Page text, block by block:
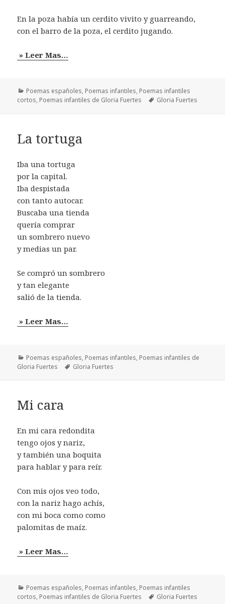
En la poza había un cerdito vivito y guarreando,
con el barro de la poza, el cerdito jugando.
» Leer Mas…
Categorías
Poemas españoles, Poemas infantiles, Poemas infantiles
cortos, Poemas infantiles de Gloria Fuertes Etiquetas
Gloria Fuertes
La tortuga
Iba una tortuga
por la capital.
Iba despistada
con tanto autocar.
Buscaba una tienda
quería comprar
un sombrero nuevo
y medias un par.
Se compró un sombrero
y tan elegante
salió de la tienda.
» Leer Mas…
Categorías
Poemas españoles, Poemas infantiles, Poemas infantiles de
Gloria Fuertes
Etiquetas
Gloria Fuertes
Mi cara
En mi cara redondita
tengo ojos y nariz,
y también una boquita
para hablar y para reír.
Con mis ojos veo todo,
con la nariz hago achís,
con mi boca como como
palomitas de maíz.
» Leer Mas…
Categorías
Poemas españoles, Poemas infantiles, Poemas infantiles
cortos, Poemas infantiles de Gloria Fuertes Etiquetas
Gloria Fuertes